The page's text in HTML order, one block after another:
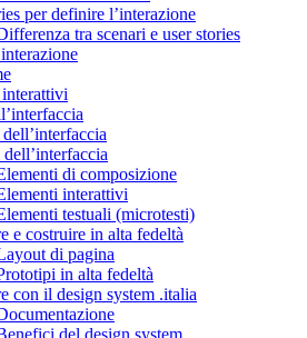
per definire l’interazione
tra scenari e user stories
di composizione
interattivi
testuali (microtesti)
e costruire in alta fedeltà
di pagina
in alta fedeltà
con il design system .italia
del design system